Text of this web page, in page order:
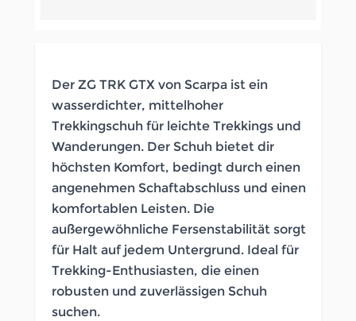
Der ZG TRK GTX von Scarpa ist ein
wasserdichter, mittelhoher
Trekkingschuh für leichte Trekkings und
Wanderungen. Der Schuh bietet dir
höchsten Komfort, bedingt durch einen
angenehmen Schaftabschluss und einen
komfortablen Leisten. Die
außergewöhnliche Fersenstabilität sorgt
für Halt auf jedem Untergrund. Ideal für
Trekking-Enthusiasten, die einen
robusten und zuverlässigen Schuh
suchen.